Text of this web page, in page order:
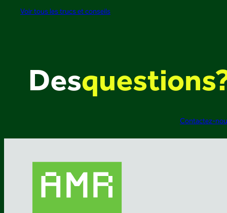
Voir tous les trucs et conseils
Des
Contactez-